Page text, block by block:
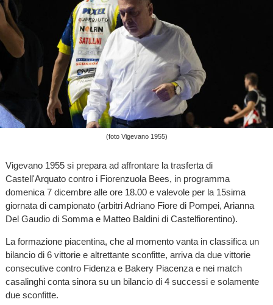
(foto Vigevano 1955)
Vigevano 1955 si prepara ad affrontare la trasferta di
Castell'Arquato contro i Fiorenzuola Bees, in programma
domenica 7 dicembre alle ore 18.00 e valevole per la 15sima
giornata di campionato (arbitri Adriano Fiore di Pompei, Arianna
Del Gaudio di Somma e Matteo Baldini di Castelfiorentino).
La formazione piacentina, che al momento vanta in classifica un
bilancio di 6 vittorie e altrettante sconfitte, arriva da due vittorie
consecutive contro Fidenza e Bakery Piacenza e nei match
casalinghi conta sinora su un bilancio di 4 successi e solamente
due sconfitte.